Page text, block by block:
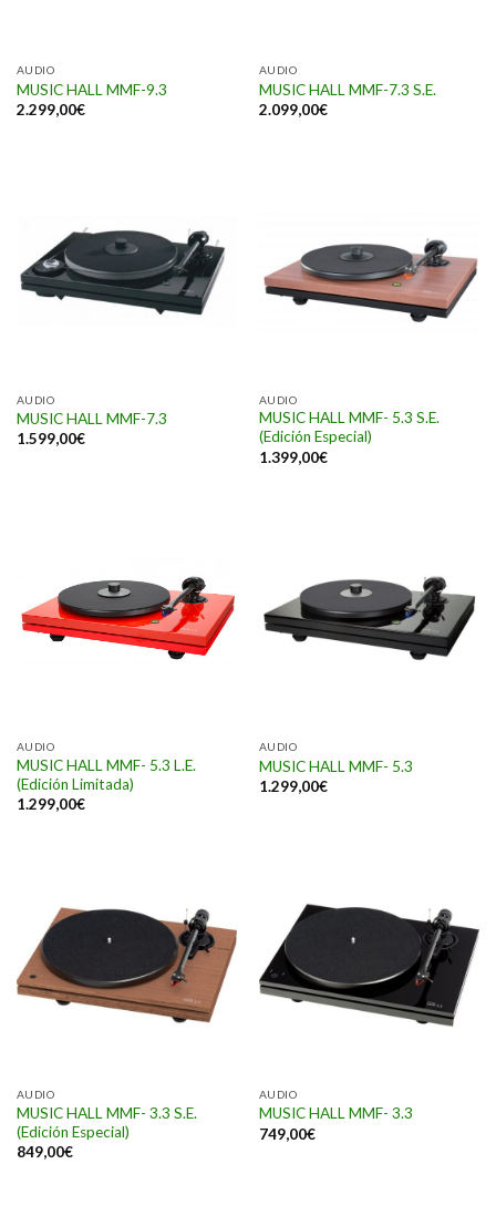
AUDIO
MUSIC HALL MMF-9.3
2.299,00€
AUDIO
MUSIC HALL MMF-7.3 S.E.
2.099,00€
AUDIO
MUSIC HALL MMF-7.3
1.599,00€
AUDIO
MUSIC HALL MMF- 5.3 S.E.
(Edición Especial)
1.399,00€
AUDIO
MUSIC HALL MMF- 5.3 L.E.
(Edición Limitada)
1.299,00€
AUDIO
MUSIC HALL MMF- 5.3
1.299,00€
AUDIO
MUSIC HALL MMF- 3.3 S.E.
(Edición Especial)
849,00€
AUDIO
MUSIC HALL MMF- 3.3
749,00€